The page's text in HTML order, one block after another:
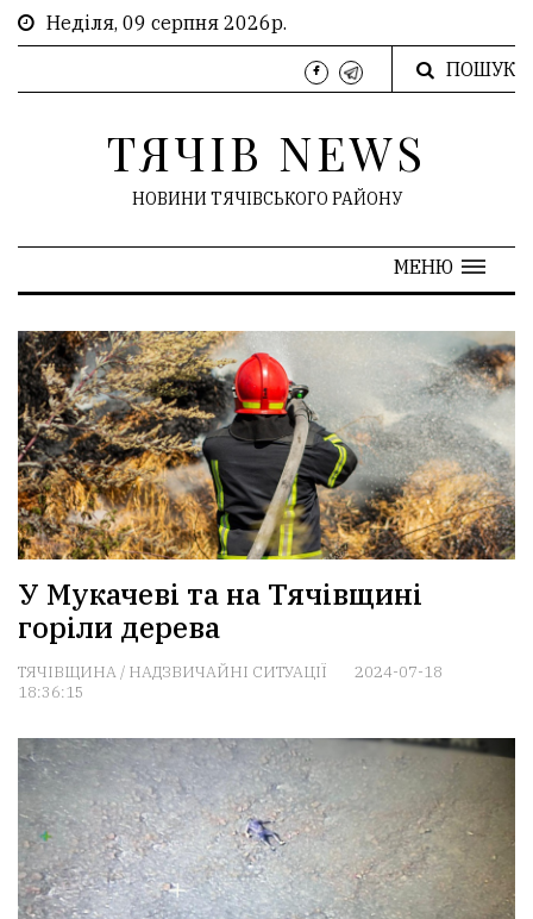
Неділя, 09 серпня 2026р.
ПОШУК
ТЯЧІВ NEWS
НОВИНИ ТЯЧІВСЬКОГО РАЙОНУ
МЕНЮ
У Мукачеві та на Тячівщині
горіли дерева
ТЯЧІВЩИНА/ НАДЗВИЧАЙНІ СИТУАЦІЇ
2024-07-18
18:36:15